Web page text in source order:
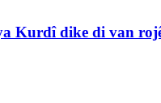
Kurdî dike di van